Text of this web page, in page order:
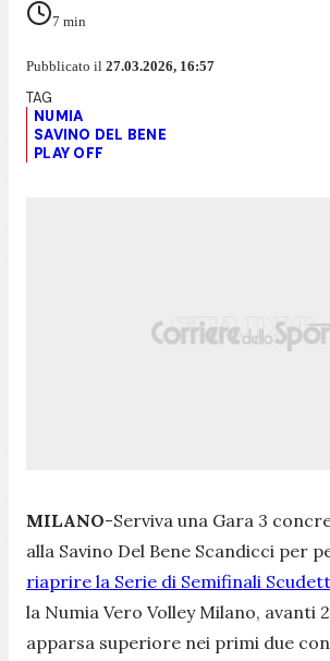
7 min
Pubblicato il 27.03.2026, 16:57
NUMIA
SAVINO DEL BENE
PLAY OFF
MILANO-Serviva una Gara 3
alla Savino Del Bene Scandicci per
riaprire la Serie di Semifinali
la Numia Vero Volley Milano, avanti
apparsa superiore nei primi due